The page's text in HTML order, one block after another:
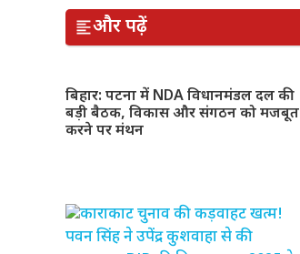
और पढ़ें
बिहार: पटना में NDA विधानमंडल दल की
बड़ी बैठक, विकास और संगठन को मजबूत
करने पर मंथन